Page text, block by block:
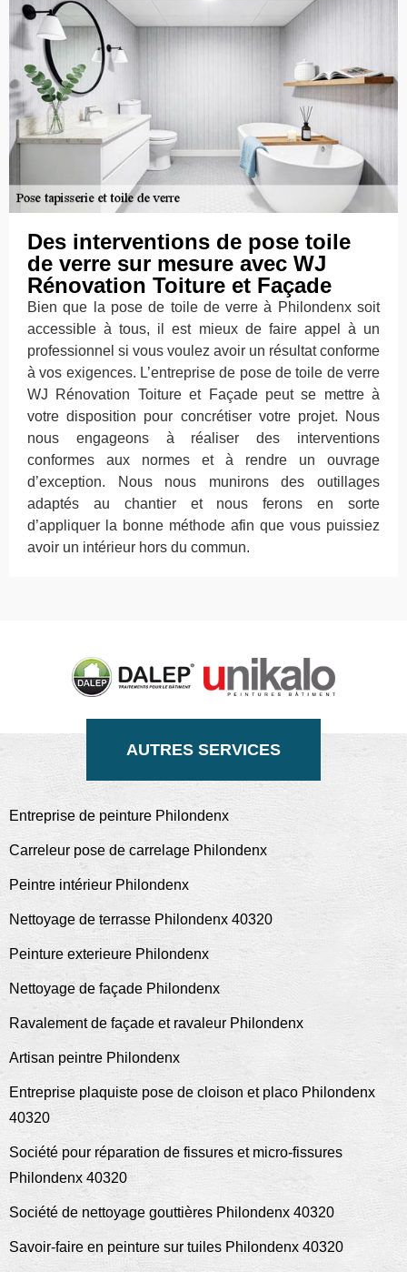
Des interventions de pose toile
de verre sur mesure avec WJ
Rénovation Toiture et Façade
Bien que la pose de toile de verre à Philondenx soit
accessible à tous, il est mieux de faire appel à un
professionnel si vous voulez avoir un résultat conforme
à vos exigences. L’entreprise de pose de toile de verre
WJ Rénovation Toiture et Façade peut se mettre à
votre disposition pour concrétiser votre projet. Nous
nous engageons à réaliser des interventions
conformes aux normes et à rendre un ouvrage
d’exception. Nous nous munirons des outillages
adaptés au chantier et nous ferons en sorte
d’appliquer la bonne méthode afin que vous puissiez
avoir un intérieur hors du commun.
AUTRES SERVICES
Entreprise de peinture Philondenx
Carreleur pose de carrelage Philondenx
Peintre intérieur Philondenx
Nettoyage de terrasse Philondenx 40320
Peinture exterieure Philondenx
Nettoyage de façade Philondenx
Ravalement de façade et ravaleur Philondenx
Artisan peintre Philondenx
Entreprise plaquiste pose de cloison et placo Philondenx
40320
Société pour réparation de fissures et micro-fissures
Philondenx 40320
Société de nettoyage gouttières Philondenx 40320
Savoir-faire en peinture sur tuiles Philondenx 40320